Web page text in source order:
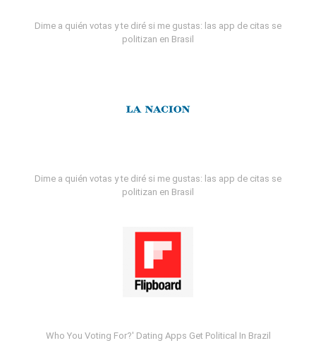
Dime a quién votas y te diré si me gustas: las app de citas se
politizan en Brasil
Dime a quién votas y te diré si me gustas: las app de citas se
politizan en Brasil
Who You Voting For?' Dating Apps Get Political In Brazil